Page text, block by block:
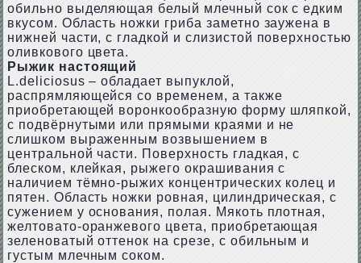
обильно выделяющая белый млечный сок с едким
вкусом. Область ножки гриба заметно заужена в
нижней части, с гладкой и слизистой поверхностью
оливкового цвета.
Рыжик настоящий
L.dеliсiоsus – обладает выпуклой,
распрямляющейся со временем, а также
приобретающей воронкообразную форму шляпкой,
с подвёрнутыми или прямыми краями и не
слишком выраженным возвышением в
центральной части. Поверхность гладкая, с
блеском, клейкая, рыжего окрашивания с
наличием тёмно-рыжих концентрических колец и
пятен. Область ножки ровная, цилиндрическая, с
сужением у основания, полая. Мякоть плотная,
желтовато-оранжевого цвета, приобретающая
зеленоватый оттенок на срезе, с обильным и
густым млечным соком.